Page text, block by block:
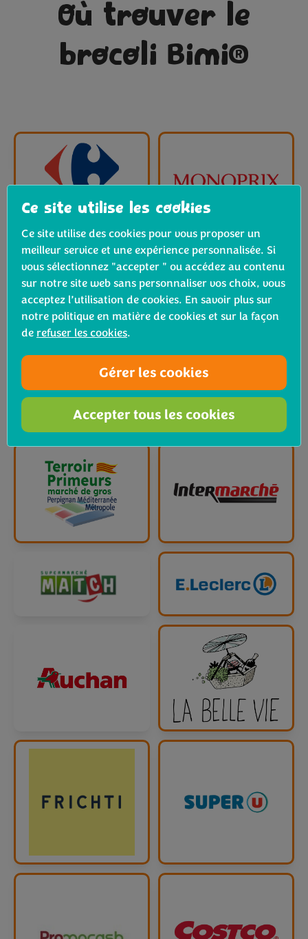
Où trouver le
brocoli Bimi®
Ce site utilise les cookies
Ce site utilise des cookies pour vous proposer un
meilleur service et une expérience personnalisée. Si
vous sélectionnez "accepter " ou accédez au contenu
sur notre site web sans personnaliser vos choix, vous
acceptez l’utilisation de cookies. En savoir plus sur
notre politique en matière de cookies et sur la façon
de refuser les cookies.
Gérer les cookies
Accepter tous les cookies